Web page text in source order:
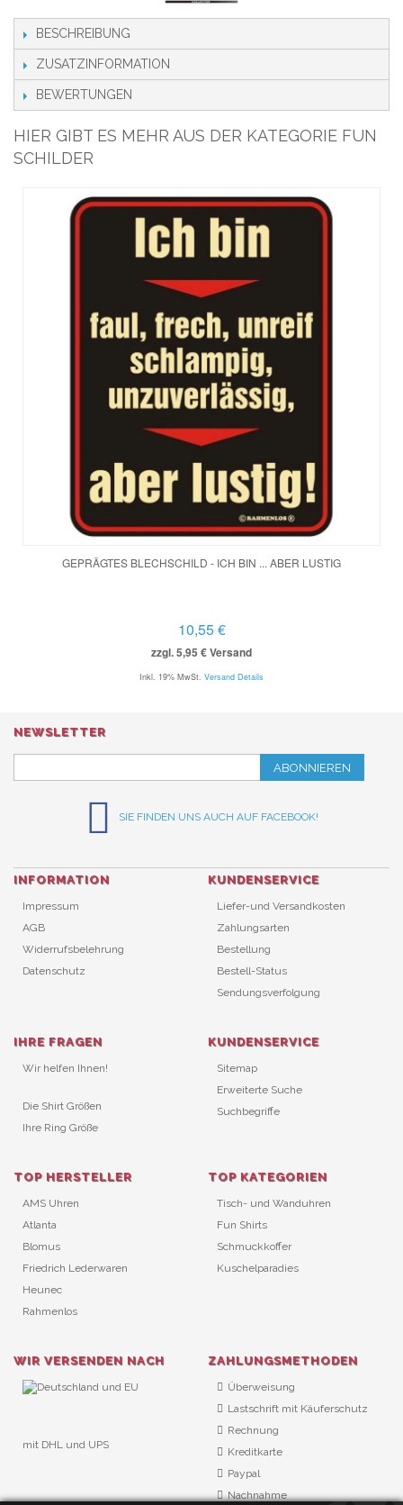
BESCHREIBUNG
ZUSATZINFORMATION
BEWERTUNGEN
HIER GIBT ES MEHR AUS DER KATEGORIE FUN
SCHILDER
GEPRÄGTES BLECHSCHILD - ICH BIN ... ABER LUSTIG
10,55 €
zzgl. 5,95 € Versand
Inkl. 19% MwSt. Versand Details
NEWSLETTER
ABONNIEREN
SIE FINDEN UNS AUCH AUF FACEBOOK!
INFORMATION
Impressum
AGB
Widerrufsbelehrung
Datenschutz
KUNDENSERVICE
Liefer-und Versandkosten
Zahlungsarten
Bestellung
Bestell-Status
Sendungsverfolgung
IHRE FRAGEN
Wir helfen Ihnen!
Die Shirt Größen
Ihre Ring Größe
KUNDENSERVICE
Sitemap
Erweiterte Suche
Suchbegriffe
TOP HERSTELLER
AMS Uhren
Atlanta
Blomus
Friedrich Lederwaren
Heunec
Rahmenlos
TOP KATEGORIEN
Tisch- und Wanduhren
Fun Shirts
Schmuckkoffer
Kuschelparadies
WIR VERSENDEN NACH
mit DHL und UPS
ZAHLUNGSMETHODEN
Überweisung
Lastschrift mit Käuferschutz
Rechnung
Kreditkarte
Paypal
Nachnahme